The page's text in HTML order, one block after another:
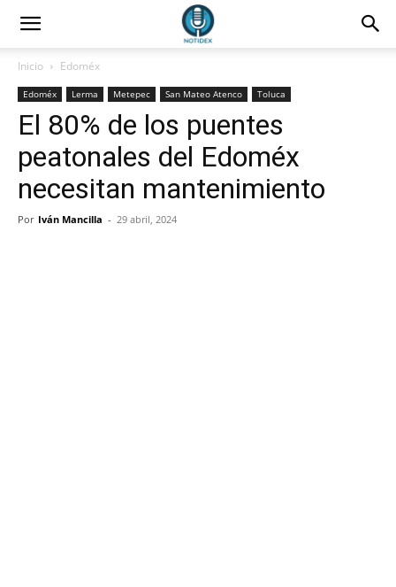
Inicio Edoméx
Edoméx Lerma Metepec San Mateo Atenco Toluca
El 80% de los puentes
peatonales del Edoméx
necesitan mantenimiento
Por Iván Mancilla - 29 abril, 2024